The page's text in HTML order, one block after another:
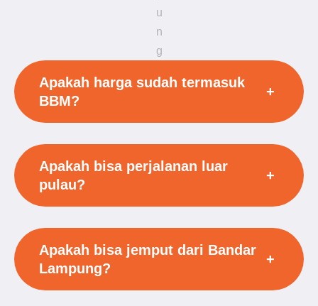
u
n
g
Apakah harga sudah termasuk
BBM?
+
Apakah bisa perjalanan luar
pulau?
+
Apakah bisa jemput dari Bandar
Lampung?
+